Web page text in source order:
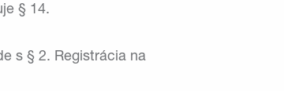
§ 14.
s § 2. Registrácia na